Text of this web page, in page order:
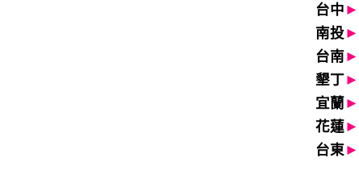
台中 ►
南投►
台南►
墾丁►
宜蘭►
花蓮►
台東►